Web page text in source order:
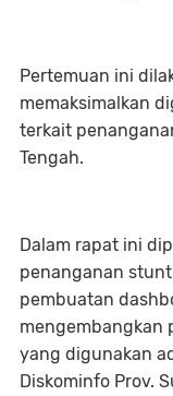
Pertemuan ini
memaksimalkan
terkait
Tengah.
Dalam rapat ini
penanganan
pembuatan
mengembangkan
yang digunakan
Diskominfo Prov.